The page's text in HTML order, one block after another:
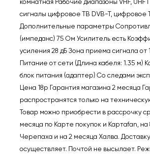
сигналы цифровое ТВ DVB-T, цифровое
Дополнительные параметры
(импеданс) 75 Ом Усилитель есть
усиления 28 дБ Зона приема сигнала от
Питание от сети (Длина кабеля: 1.35 м)
блок питания (адаптер) Со следами
Цена 18р Гарантия магазина 2 месяца
распространятся только на
Товар можно приобрести в рассрочку
месяца по Карте покупок и Картаfan, на
Черепаха и на 2 месяца Халва.
осуществляет. Почтой не высылает.